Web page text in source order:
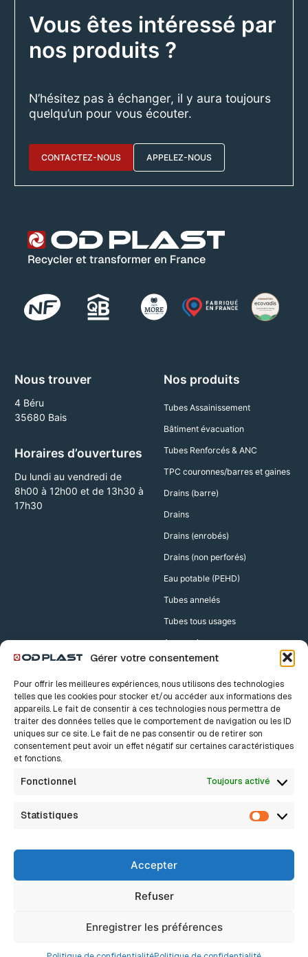
Gérer votre consentement
Pour offrir les meilleures expériences, nous utilisons des technologies
telles que les cookies pour stocker et/ou accéder aux informations des
appareils. Le fait de consentir à ces technologies nous permettra de
traiter des données telles que le comportement de navigation ou les ID
uniques sur ce site. Le fait de ne pas consentir ou de retirer son
consentement peut avoir un effet négatif sur certaines caractéristiques
et fonctions.
Fonctionnel Toujours activé
Statistiques
Accepter
Refuser
Enregistrer les préférences
Vous êtes intéressé par
nos produits ?
N’hésitez pas à échanger, il y aura toujours
quelqu’un pour vous écouter.
CONTACTEZ-NOUS APPELEZ-NOUS
Nous trouver
4 Béru
35680 Bais
Horaires d’ouvertures
Du lundi au vendredi de
8h00 à 12h00 et de 13h30 à
17h30
Nos produits
Tubes Assainissement
Bâtiment évacuation
Tubes Renforcés & ANC
TPC couronnes/barres et gaines
Drains (barre)
Drains
Drains (enrobés)
Drains (non perforés)
Eau potable (PEHD)
Tubes annelés
Tubes tous usages
Accessoires
Accessoires Drains
Accessoires TPC
Nos solutions
Bâtiment
Industrie
Assainissement Non Collectif
A propos
Innovation, c’est sacré
Nos métiers
Politique de confidentialité